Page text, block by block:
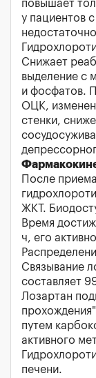
повышает
у пациентов
Снижает
выделение с
и фосфатов.
ОЦК,
стенки,
После
ЖКТ.
Время
ч, его
Связывание
составляет
Лозартан
путем
активного
печени.